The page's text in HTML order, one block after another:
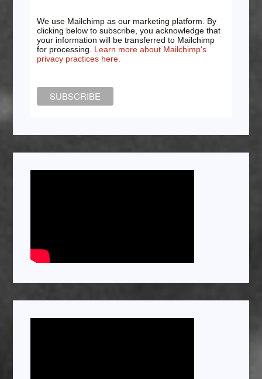
We use Mailchimp as our marketing platform. By
clicking below to subscribe, you acknowledge that
your information will be transferred to Mailchimp
for processing. Learn more about Mailchimp's
privacy practices here.